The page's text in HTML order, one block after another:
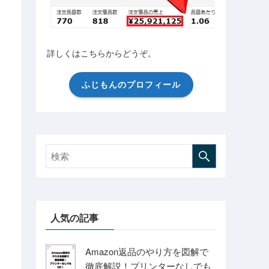
詳しくはこちらからどうぞ。
ふじもんのプロフィール
人気の記事
Amazon返品のやり方を図解で
徹底解説！プリンターなしでも